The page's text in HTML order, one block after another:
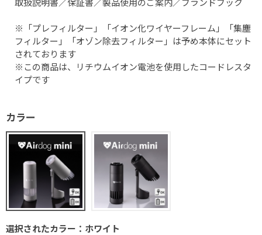
取扱説明書／保証書／製品使用のご案内／ブランドブック
※「プレフィルター」「イオン化ワイヤーフレーム」「集塵
フィルター」「オゾン除去フィルター」は予め本体にセット
されております
※この商品は、リチウムイオン電池を使用したコードレスタ
イプです
カラー
選択されたカラー：ホワイト